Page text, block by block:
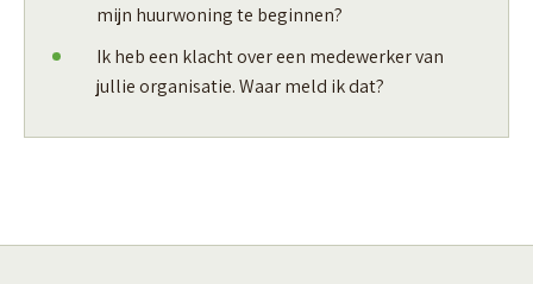
mijn huurwoning te beginnen?
Ik heb een klacht over een medewerker van
jullie organisatie. Waar meld ik dat?